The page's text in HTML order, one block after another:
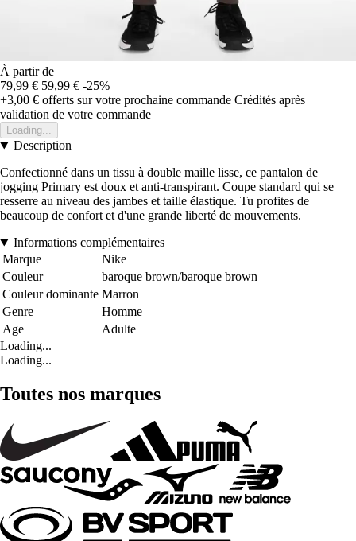
À partir de
79,99 € 59,99 € -25%
+3,00 € offerts sur votre prochaine commande Crédités après
validation de votre commande
Loading...
Description
Confectionné dans un tissu à double maille lisse, ce pantalon de
jogging Primary est doux et anti-transpirant. Coupe standard qui se
resserre au niveau des jambes et taille élastique. Tu profites de
beaucoup de confort et d'une grande liberté de mouvements.
Informations complémentaires
Marque
Nike
Couleur
baroque brown/baroque brown
Couleur dominante Marron
Genre
Homme
Age
Adulte
Loading...
Loading...
Toutes nos marques